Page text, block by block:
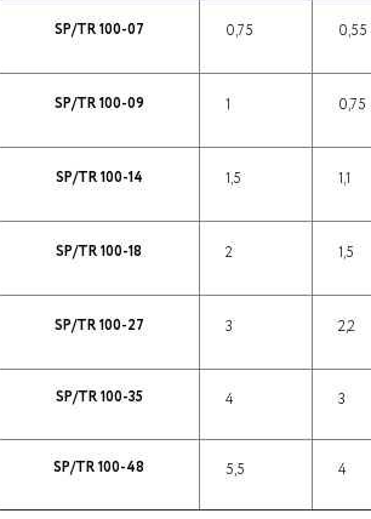
SP/TR 100-07 0,75 0,55
SP/TR 100-09 1 0,75
SP/TR 100-14 1,5 1,1
SP/TR 100-18 2 1,5
SP/TR 100-27 3 2,2
SP/TR 100-35 4 3
SP/TR 100-48 5,5 4